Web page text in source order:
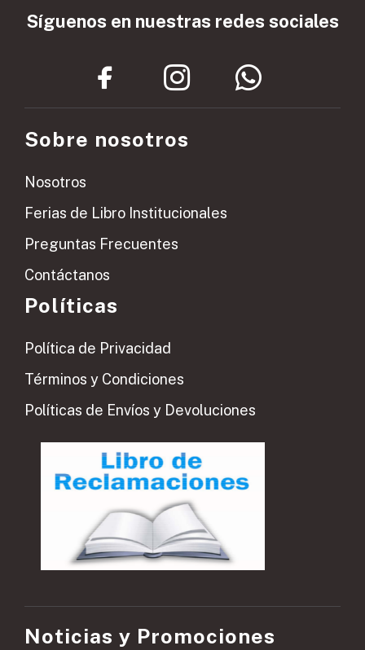
Síguenos en nuestras redes sociales
Sobre nosotros
Nosotros
Ferias de Libro Institucionales
Preguntas Frecuentes
Contáctanos
Políticas
Política de Privacidad
Términos y Condiciones
Políticas de Envíos y Devoluciones
Noticias y Promociones